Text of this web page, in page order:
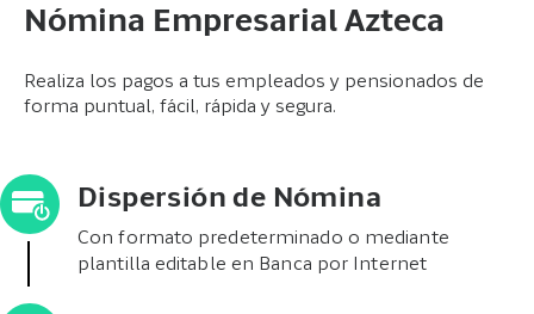
Nómina Empresarial Azteca
Realiza los pagos a tus empleados y pensionados de
forma puntual, fácil, rápida y segura.
Dispersión de Nómina
Con formato predeterminado o mediante
plantilla editable en Banca por Internet